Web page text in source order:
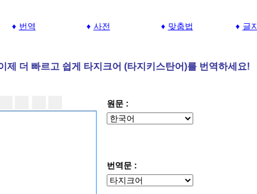
번역 사전 맞춤법 글
제 더 빠르고 쉽게 타지크어 (타지키스탄어)를 번역하세요!
원문 :
번역문 :